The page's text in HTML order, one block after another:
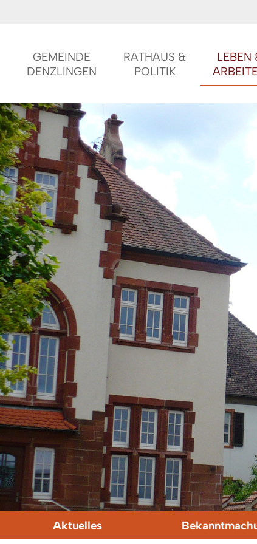
GEMEINDE
DENZLINGEN
RATHAUS &
POLITIK
LEBEN
Aktuelles